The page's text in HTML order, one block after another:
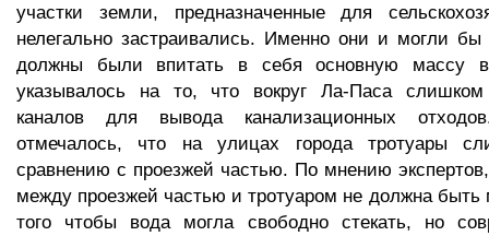
участки земли, предназначенные для
нелегально застраивались. Именно они и могли бы
должны были впитать в себя основную массу
указывалось на то, что вокруг Ла-Паса
каналов для вывода канализационных
отмечалось, что на улицах города тротуары
сравнению с проезжей частью. По мнению
между проезжей частью и тротуаром не должна
того чтобы вода могла свободно стекать, но